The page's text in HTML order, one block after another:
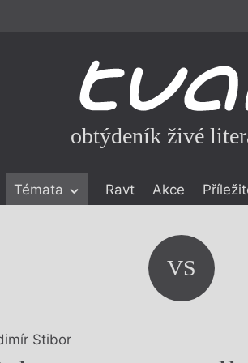
obtýdeník živé
Témata Ravt Akce
VS
Stibor